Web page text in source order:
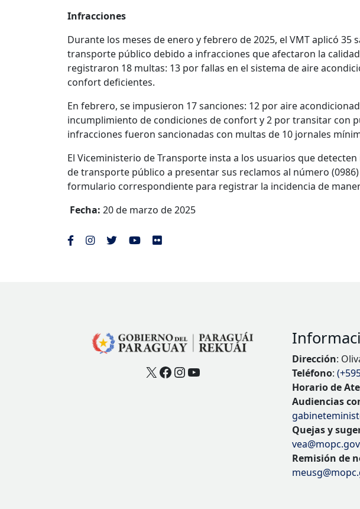
Infracciones
Durante los meses de enero y febrero de 2025, el VMT aplicó 35
transporte público debido a infracciones que afectaron la
registraron 18 multas: 13 por fallas en el sistema de aire
confort deficientes.
En febrero, se impusieron 17 sanciones: 12 por aire
incumplimiento de condiciones de confort y 2 por transitar con
infracciones fueron sancionadas con multas de 10 jornales
El Viceministerio de Transporte insta a los usuarios que
de transporte público a presentar sus reclamos al número
formulario correspondiente para registrar la incidencia de
Fecha: 20 de marzo de 2025
X Facebook
Instagram
YouTube
Dirección:
Teléfono:
Horario de
Audiencias
Quejas y
Remisión de